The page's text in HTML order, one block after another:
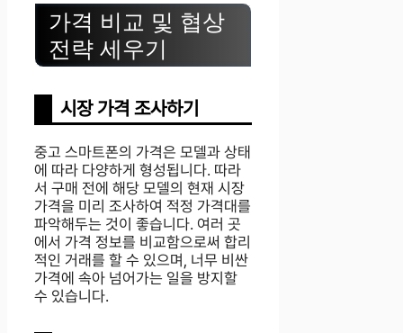
가격 비교 및 협상
전략 세우기
시장 가격 조사하기
중고 스마트폰의 가격은 모델과 상태
에 따라 다양하게 형성됩니다. 따라
서 구매 전에 해당 모델의 현재 시장
가격을 미리 조사하여 적정 가격대를
파악해두는 것이 좋습니다. 여러 곳
에서 가격 정보를 비교함으로써 합리
적인 거래를 할 수 있으며, 너무 비싼
가격에 속아 넘어가는 일을 방지할
수 있습니다.